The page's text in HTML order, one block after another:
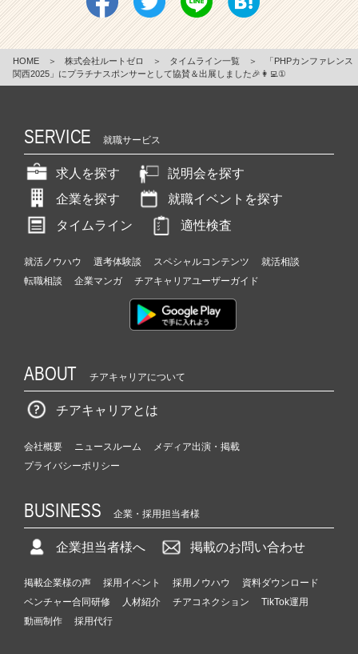
HOME ＞ 株式会社ルートゼロ ＞ タイムライン一覧 ＞
「PHPカンファレンス
関西2025」にプラチナスポンサーとして協賛＆出展しました🎉👩‍💻①
SERVICE 就職サービス
求人を探す
説明会を探す
企業を探す
就職イベントを探す
タイムライン
適性検査
就活ノウハウ 選考体験談 スペシャルコンテンツ
就活相談
転職相談
企業マンガ チアキャリアユーザーガイド
ABOUT チアキャリアについて
チアキャリアとは
会社概要 ニュースルーム
メディア出演・掲載
プライバシーポリシー
BUSINESS 企業・採用担当者様
企業担当者様へ 掲載のお問い合わせ
掲載企業様の声 採用イベント 採用ノウハウ
資料ダウンロード
ベンチャー合同研修
人材紹介 チアコネクション
TikTok運用
動画制作
採用代行